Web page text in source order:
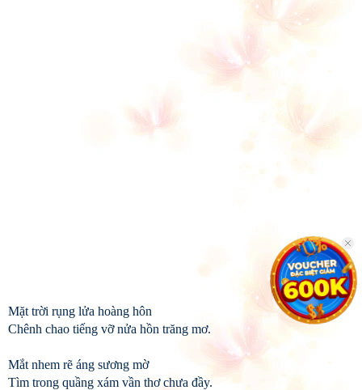
Mặt trời rụng lửa hoàng hôn
Chênh chao tiếng vỡ nửa hồn trăng mơ.
Mắt nhem rẽ áng sương mờ
Tìm trong quầng xám vần thơ chưa đầy.